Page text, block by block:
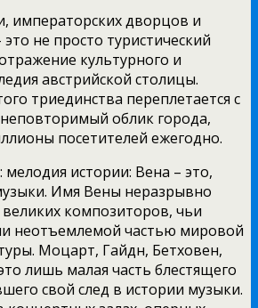
императорских дворцов и
не просто туристический
культурного и
австрийской столицы.
триединства переплетается с
облик города,
посетителей ежегодно.
истории: Вена – это,
Имя Вены неразрывно
композиторов, чьи
неотъемлемой частью мировой
Моцарт, Гайдн, Бетховен,
лишь малая часть блестящего
свой след в истории музыки.